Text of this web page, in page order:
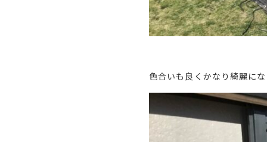
色合いも良くかなり綺麗に